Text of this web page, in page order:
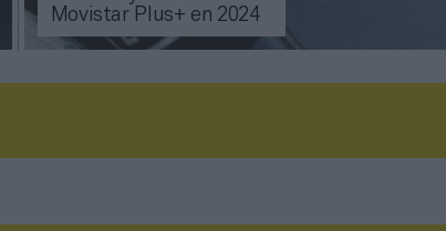
Movistar Plus+ en 2024